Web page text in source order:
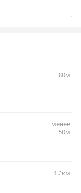
80м
менее
50м
1.2км